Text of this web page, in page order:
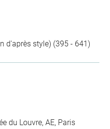
d'après style) (395 - 641)
du Louvre, AE, Paris